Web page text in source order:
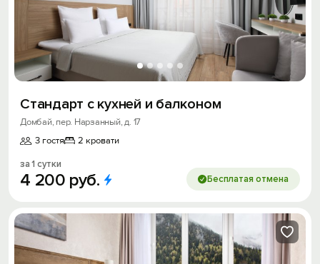
Стандарт с кухней и балконом
Домбай, пер. Нарзанный, д. 17
3 гостя
2 кровати
за 1 сутки
4 200 руб. Бесплатая отмена